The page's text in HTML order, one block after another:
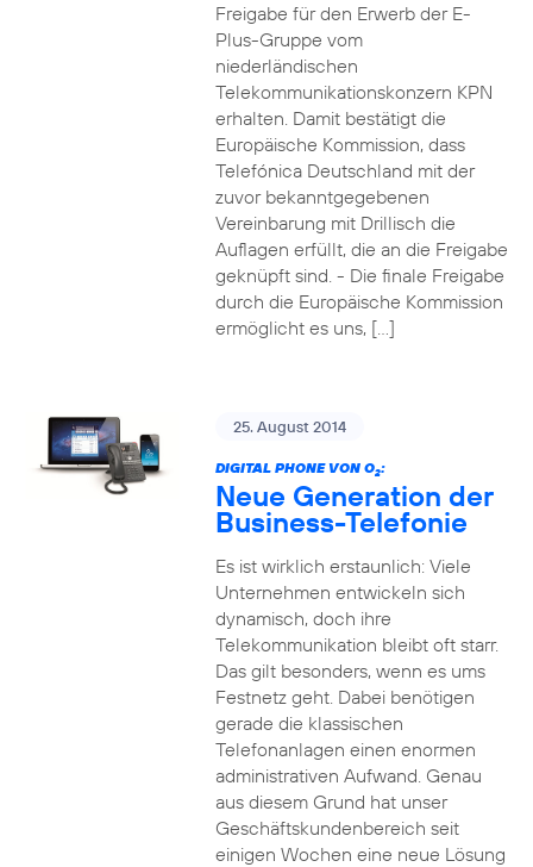
Freigabe für den Erwerb der E-
Plus-Gruppe vom
niederländischen
Telekommunikationskonzern KPN
erhalten. Damit bestätigt die
Europäische Kommission, dass
Telefónica Deutschland mit der
zuvor bekanntgegebenen
Vereinbarung mit Drillisch die
Auflagen erfüllt, die an die Freigabe
geknüpft sind. - Die finale Freigabe
durch die Europäische Kommission
ermöglicht es uns, […]
25. August 2014
DIGITAL PHONE VON O2:
Neue Generation der
Business-Telefonie
Es ist wirklich erstaunlich: Viele
Unternehmen entwickeln sich
dynamisch, doch ihre
Telekommunikation bleibt oft starr.
Das gilt besonders, wenn es ums
Festnetz geht. Dabei benötigen
gerade die klassischen
Telefonanlagen einen enormen
administrativen Aufwand. Genau
aus diesem Grund hat unser
Geschäftskundenbereich seit
einigen Wochen eine neue Lösung